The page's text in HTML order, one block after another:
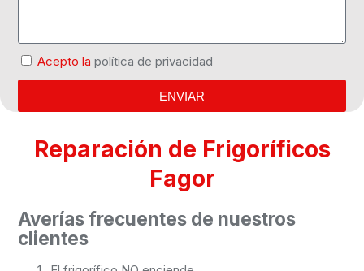
Acepto lapolítica de privacidad
ENVIAR
Reparación de Frigoríficos
Fagor
Averías frecuentes de nuestros
clientes